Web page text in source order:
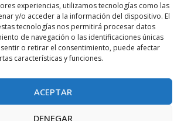
experiencias, utilizamos tecnologías como las
y/o acceder a la información del dispositivo. El
tecnologías nos permitirá procesar datos
de navegación o las identificaciones únicas
o retirar el consentimiento, puede afectar
características y funciones.
ACEPTAR
DENEGAR
ByHitred.com